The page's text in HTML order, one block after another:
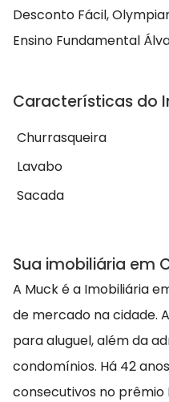
Desconto Fácil,
Ensino Fundamental
Características do
Churrasqueira
Lavabo
Sacada
Sua imobiliária em
A Muck é a Imobiliária
de mercado na cidade.
para aluguel, além da
condomínios. Há 42
consecutivos no prêmio